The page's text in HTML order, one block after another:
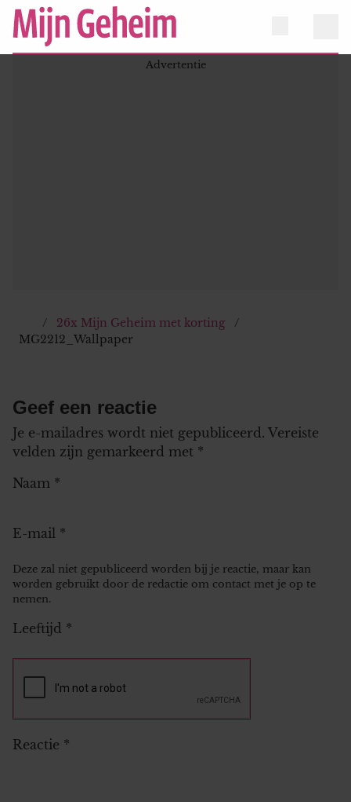
26x Mijn Geheim met korting
MG2212_Wallpaper
Geef een reactie
Je e-mailadres wordt niet gepubliceerd. Vereiste
velden zijn gemarkeerd met *
Naam *
E-mail *
Deze zal niet gepubliceerd worden bij je reactie, maar kan
worden gebruikt door de redactie om contact met je op te
nemen.
Leeftijd *
Reactie *